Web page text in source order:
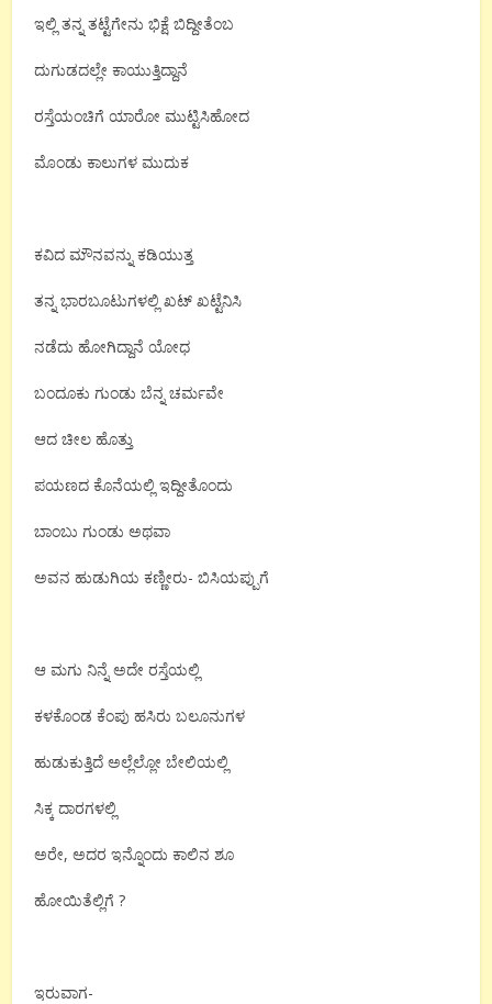
ಇಲ್ಲಿ ತನ್ನ ತಟ್ಟೆಗೇನು ಭಿಕ್ಷೆ ಬಿದ್ದೀತೆಂಬ
ದುಗುಡದಲ್ಲೇ ಕಾಯುತ್ತಿದ್ದಾನೆ
ರಸ್ತೆಯಂಚಿಗೆ ಯಾರೋ ಮುಟ್ಟಿಸಿಹೋದ
ಮೊಂಡು ಕಾಲುಗಳ ಮುದುಕ
ಕವಿದ ಮೌನವನ್ನು ಕಡಿಯುತ್ತ
ತನ್ನ ಭಾರಬೂಟುಗಳಲ್ಲಿ ಖಟ್ ಖಟ್ಟೆನಿಸಿ
ನಡೆದು ಹೋಗಿದ್ದಾನೆ ಯೋಧ
ಬಂದೂಕು ಗುಂಡು ಬೆನ್ನ ಚರ್ಮವೇ
ಆದ ಚೀಲ ಹೊತ್ತು
ಪಯಣದ ಕೊನೆಯಲ್ಲಿ ಇದ್ದೀತೊಂದು
ಬಾಂಬು ಗುಂಡು ಅಥವಾ
ಅವನ ಹುಡುಗಿಯ ಕಣ್ಣೀರು- ಬಿಸಿಯಪ್ಪುಗೆ
ಆ ಮಗು ನಿನ್ನೆ ಅದೇ ರಸ್ತೆಯಲ್ಲಿ
ಕಳಕೊಂಡ ಕೆಂಪು ಹಸಿರು ಬಲೂನುಗಳ
ಹುಡುಕುತ್ತಿದೆ ಅಲ್ಲೆಲ್ಲೋ ಬೇಲಿಯಲ್ಲಿ
ಸಿಕ್ಕ ದಾರಗಳಲ್ಲಿ
ಅರೇ, ಅದರ ಇನ್ನೊಂದು ಕಾಲಿನ ಶೂ
ಹೋಯಿತೆಲ್ಲಿಗೆ ?
ಇರುವಾಗ-